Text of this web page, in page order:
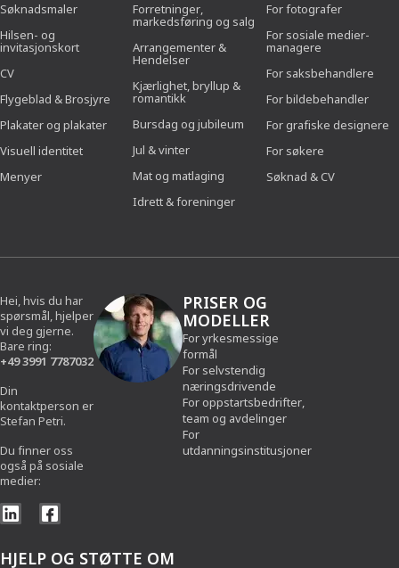
Søknadsmaler
Hilsen- og
invitasjonskort
CV
Flygeblad & Brosjyre
Plakater og plakater
Visuell identitet
Menyer
Forretninger,
markedsføring og salg
Arrangementer &
Hendelser
Kjærlighet, bryllup &
romantikk
Bursdag og jubileum
Jul & vinter
Mat og matlaging
Idrett & foreninger
For fotografer
For sosiale medier-
managere
For saksbehandlere
For bildebehandler
For grafiske designere
For søkere
Søknad & CV
Hei, hvis du har
spørsmål, hjelper
vi deg gjerne.
Bare ring:
+49 3991 7787032
Din
kontaktperson er
Stefan Petri.
Du finner oss
også på sosiale
medier:
PRISER OG
MODELLER
For yrkesmessige
formål
For selvstendig
næringsdrivende
For oppstartsbedrifter,
team og avdelinger
For
utdanningsinstitusjoner
HJELP OG STØTTE OM